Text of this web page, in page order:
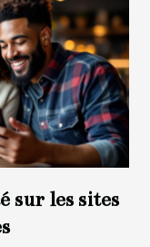
sur les sites